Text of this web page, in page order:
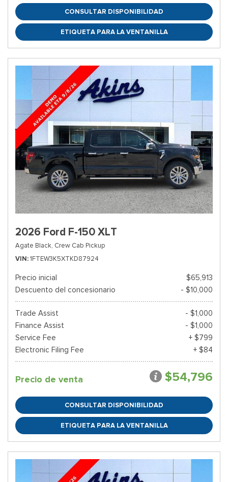
CONSULTAR DISPONIBILIDAD
ETIQUETA PARA LA VENTANILLA
2026 Ford F-150 XLT
Agate Black, Crew Cab Pickup
VIN 1FTEW3K5XTKD87924
Precio inicial
$65,913
Descuento del concesionario
- $10,000
Trade Assist
- $1,000
Finance Assist
- $1,000
Service Fee
+ $799
Electronic Filing Fee
+ $84
Precio de venta $54,796
CONSULTAR DISPONIBILIDAD
ETIQUETA PARA LA VENTANILLA